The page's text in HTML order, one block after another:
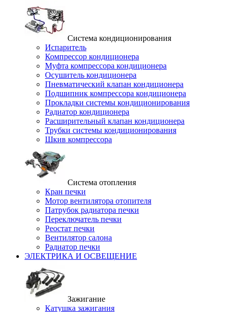
Система кондиционирования
Испаритель
Компрессор кондиционера
Муфта компрессора кондиционера
Осушитель кондиционера
Пневматический клапан кондиционера
Подшипник компрессора кондиционера
Прокладки системы кондиционирования
Радиатор кондиционера
Расширительный клапан кондиционера
Трубки системы кондиционирования
Шкив компрессора
Система отопления
Кран печки
Мотор вентилятора отопителя
Патрубок радиатора печки
Переключатель печки
Реостат печки
Вентилятор салона
Радиатор печки
ЭЛЕКТРИКА И ОСВЕЩЕНИЕ
Зажигание
Катушка зажигания